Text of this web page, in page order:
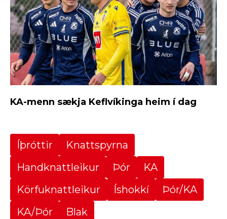
KA-menn sækja Keflvíkinga heim í dag
Íþróttir
Knattspyrna
Handknattleikur
Þór
KA
Körfuknattleikur
Íshokkí
Þór/KA
KA/Þór
Blak